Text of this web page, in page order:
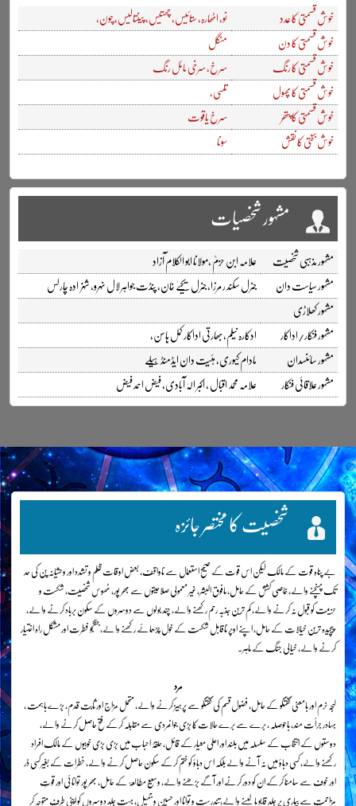
مشہور شخصیات
علامہ ابن حزمؒ ،مولانا ابو الکلام آزاد مشہور مذہبی شخصیت
جنرل سکند ر مرزا، جنرل یحیےٰ خان، پنڈت جواہر لال نہرو، شہزادہ چارلس مشہور سیاست دان
مشہور کھلاڑی
ادکارہ نیلم، بھارتی اداکار کمل ہاسن، مشہور فنکار/اداکار
مادام کیوری، ہئیت دان ایڈمنڈ ہیلے مشہور سائنسدان
علامہ محمد اقبال ، اکبر الہٰ آبادی، فیض احمد فیض مشہور علاقائی فنکار
نو، اٹھارہ، ستائیس، چھتیس، پینتالیس، چون، خوش قسمتی کا عدد
منگل خوش قسمتی کا دن
سرخ، سرخی مائل رنگ خوش قسمتی کا رنگ
تلسی، خوش قسمتی کا پھول
سرخ یاقوت خوش قسمتی کا پتھر
سونا خوش بختی کا نقش
شخصیت کا مختصر جائزہ
بے پناہ قوت کے مالک لیکن اس قوت کے صحیح استعمال سے ناواقف، بعض اوقات ظلم و تشدد اور وحشیانہ پن کی حد
تک پہنچنے والے، خاصی کشش کے حامل، مافوق البشر، غیر معمولی صلاحیتوں سے بھر پور، ٹھوس شخصیت، شکست و
حزیمت کو قبول نہ کرنے والے، کم ترین جذبہ رحم رکھنے والے، چند بولوں سے دوسروں کے سکون برباد کرنے والے،
پیچیدہ ترین خیالات کے حامل، اپنے اوپر ناقابل شکست کے خول چڑھائے رکھنے والے، جنگجو فطرت اور مشکل راہ اختیار
کرنے والے، خیالی جنگ کے ماہر۔
مرد
لہجہ نرم اور بامعنی گفتگو کے حامل، فضول قسم کی گفتگو سے پرہیز کرنے والے، متحمل مزاج اور ثابت قدم، بڑے باہمت ،
بہادر جرأت مند، باحوصلہ ، برے سے برے حالات کا بڑی جوانمردی سے مقابلہ کرکے فتح حاصل کرنے والے،
دوستوں کے انتخاب کے سلسلہ میں بلند اور اعلیٰ معیار کے قائل، حلقۂ احباب میں بڑی بڑی خوبیوں کے مالک افراد
رکھنے والے، کسی دباؤ میں نہ آنے والے بلکہ اس دباؤ کو ختم کرکے سکون حاصل کرنے والے، خطرات کے بغیرکسی ڈر
اور خوف سے سامنا کرکے ان کو دور کرنے اور آگے بڑھنے والے، وسیع مطالعۂ کے حامل، بھر پور توانائی اور قوتِ
مزاحمت سے بیماری پر جلد قابو پالینے والے،تندرست و توانا اور حسین و جمیل، بہت جلد دوسروں کو اپنی طرف متوجہ کر